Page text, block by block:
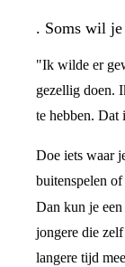
. Soms wil
"Ik wilde er
gezellig doen.
te hebben. Dat
Doe iets waar
buitenspelen
Dan kun je een
jongere die
langere tijd